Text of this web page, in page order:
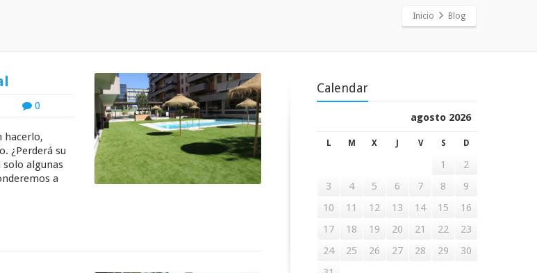
Inicio Blog
0
hacerlo,
¿Perderá su
solo algunas
a
Calendar
agosto 2026
L M X V S D
1
2
3
4 5 6 7 8
9
10
11 12 13 14 15
16
17
18 19 20 21 22
23
24
25 26 27 28 29
30